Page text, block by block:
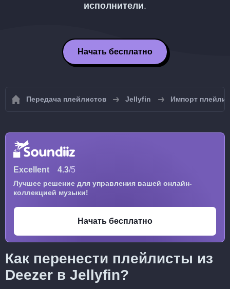
исполнители.
Начать бесплатно
Передача плейлистов Jellyfin Импорт
Excellent 4.3/5
Лучшее решение для управления вашей онлайн-
коллекцией музыки!
Начать бесплатно
Как перенести плейлисты из
Deezer в Jellyfin?